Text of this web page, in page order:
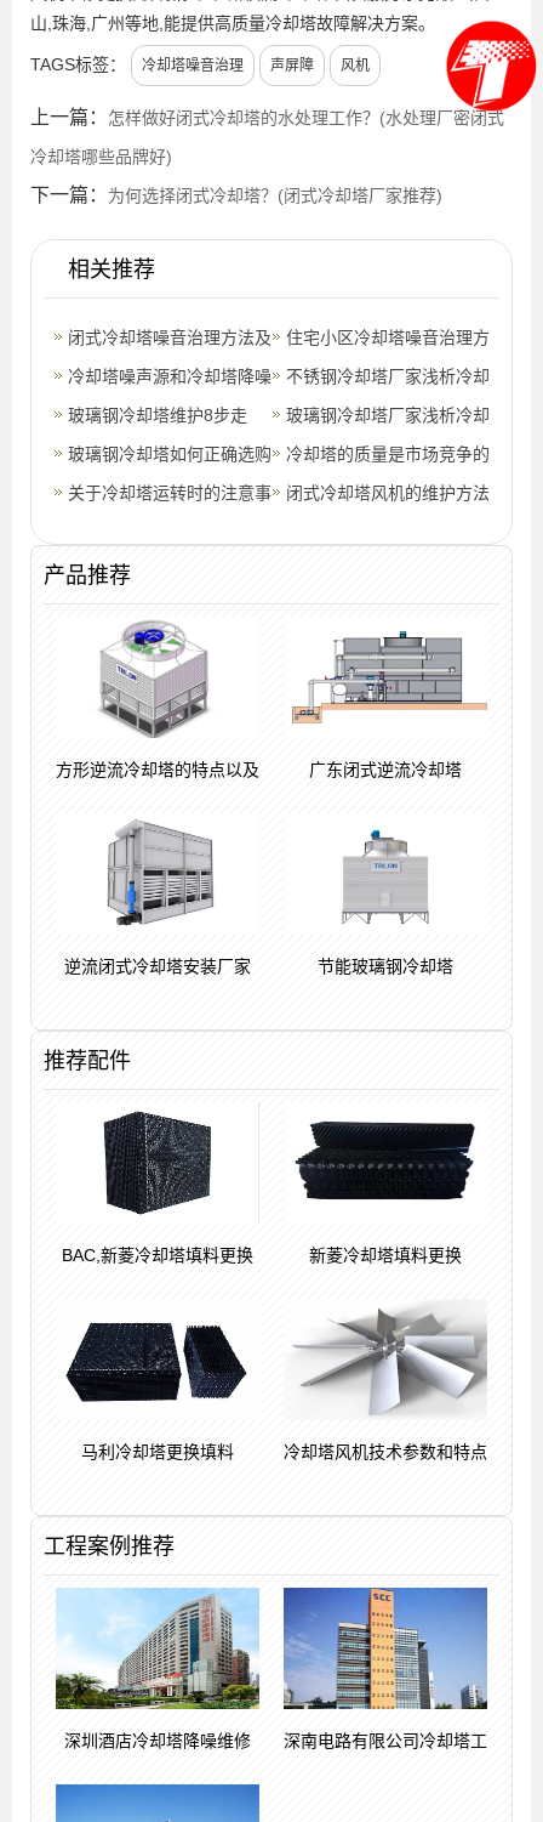
山,珠海,广州等地,能提供高质量冷却塔故障解决方案。
TAGS标签： 冷却塔噪音治理 声屏障 风机
上一篇： 怎样做好闭式冷却塔的水处理工作？(水处理厂密闭式
冷却塔哪些品牌好)
下一篇： 为何选择闭式冷却塔？(闭式冷却塔厂家推荐)
相关推荐
闭式冷却塔噪音治理方法及
注意事项介绍
住宅小区冷却塔噪音治理方
案及效果介绍
冷却塔噪声源和冷却塔降噪
处理方法介绍
不锈钢冷却塔厂家浅析冷却
塔是如何做到不耗电也能降
温的(高
玻璃钢冷却塔维护8步走
玻璃钢冷却塔厂家浅析冷却
塔是如何做到不耗电也能降
温的(玻
玻璃钢冷却塔如何正确选购
(玻璃钢冷却塔选哪家)
冷却塔的质量是市场竞争的
核心!(大中型方形冷却塔)
关于冷却塔运转时的注意事
闭式冷却塔风机的维护方法
产品推荐
方形逆流冷却塔的特点以及 广东闭式逆流冷却塔
逆流闭式冷却塔安装厂家 节能玻璃钢冷却塔
推荐配件
BAC,新菱冷却塔填料更换 新菱冷却塔填料更换
马利冷却塔更换填料 冷却塔风机技术参数和特点
工程案例推荐
深圳酒店冷却塔降噪维修 深南电路有限公司冷却塔工